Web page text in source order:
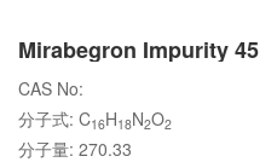
Mirabegron Impurity 45
CAS No:
分子式: C16H18N2O2
分子量: 270.33